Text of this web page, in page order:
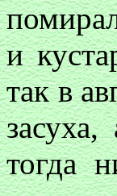
и
так в
тогда